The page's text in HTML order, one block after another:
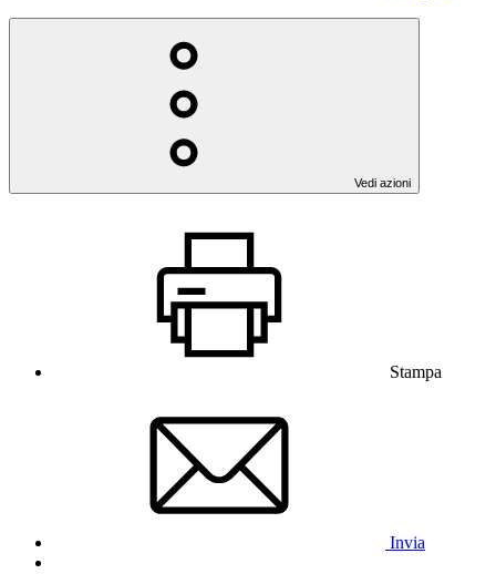
Vedi azioni
Stampa
Invia